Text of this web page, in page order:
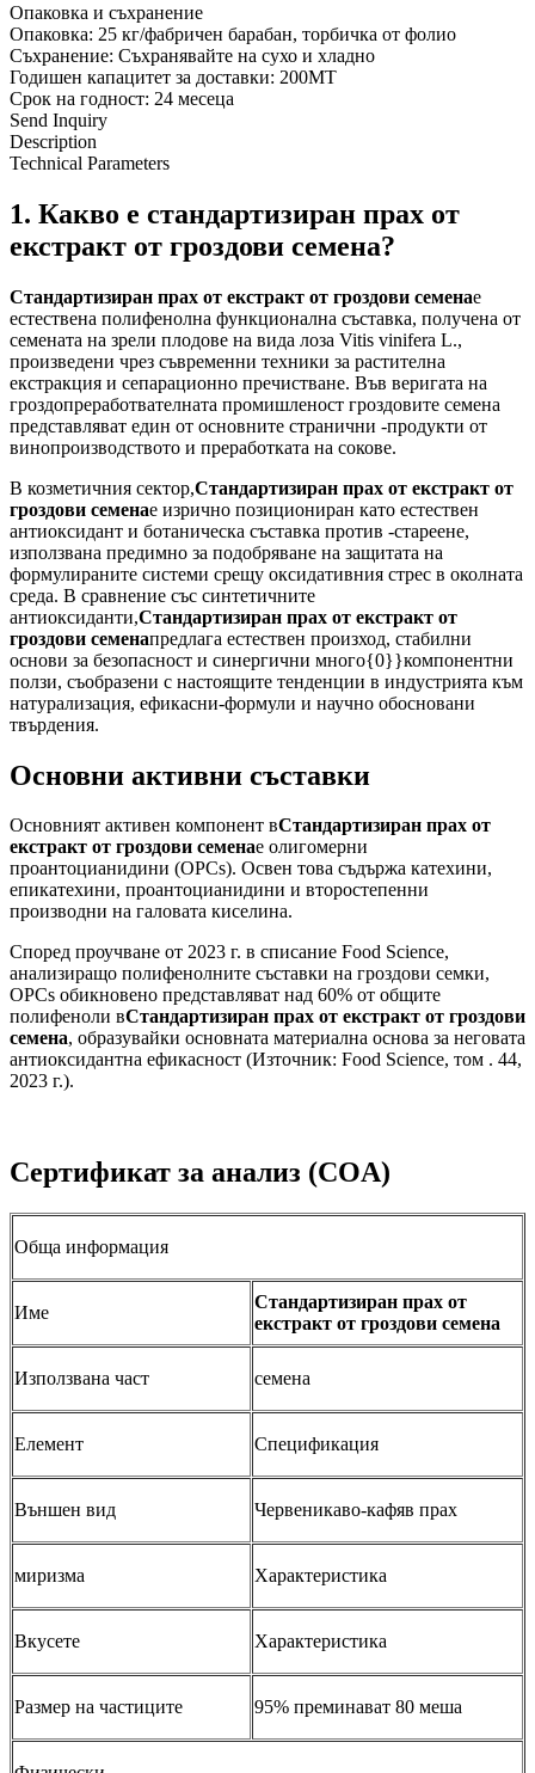
Опаковка и съхранение
Опаковка: 25 кг/фабричен барабан, торбичка от фолио
Съхранение: Съхранявайте на сухо и хладно
Годишен капацитет за доставки: 200MT
Срок на годност: 24 месеца
Send Inquiry
Description
Technical Parameters
1. Какво е стандартизиран прах от
екстракт от гроздови семена?
Стандартизиран прах от екстракт от гроздови семенае
естествена полифенолна функционална съставка, получена от
семената на зрели плодове на вида лоза Vitis vinifera L.,
произведени чрез съвременни техники за растителна
екстракция и сепарационно пречистване. Във веригата на
гроздопреработвателната промишленост гроздовите семена
представляват един от основните странични -продукти от
винопроизводството и преработката на сокове.
В козметичния сектор,Стандартизиран прах от екстракт от
гроздови семенае изрично позициониран като естествен
антиоксидант и ботаническа съставка против -стареене,
използвана предимно за подобряване на защитата на
формулираните системи срещу оксидативния стрес в околната
среда. В сравнение със синтетичните
антиоксиданти,Стандартизиран прах от екстракт от
гроздови семенапредлага естествен произход, стабилни
основи за безопасност и синергични много{0}}компонентни
ползи, съобразени с настоящите тенденции в индустрията към
натурализация, ефикасни-формули и научно обосновани
твърдения.
Основни активни съставки
Основният активен компонент вСтандартизиран прах от
екстракт от гроздови семенае олигомерни
проантоцианидини (OPCs). Освен това съдържа катехини,
епикатехини, проантоцианидини и второстепенни
производни на галовата киселина.
Според проучване от 2023 г. в списание Food Science,
анализиращо полифенолните съставки на гроздови семки,
OPCs обикновено представляват над 60% от общите
полифеноли вСтандартизиран прах от екстракт от гроздови
семена, образувайки основната материална основа за неговата
антиоксидантна ефикасност (Източник: Food Science, том . 44,
2023 г.).
Сертификат за анализ (COA)
Обща информация
Име
Стандартизиран прах от
екстракт от гроздови семена
Използвана част семена
Елемент Спецификация
Външен вид Червеникаво-кафяв прах
миризма Характеристика
Вкусете Характеристика
Размер на частиците 95% преминават 80 меша